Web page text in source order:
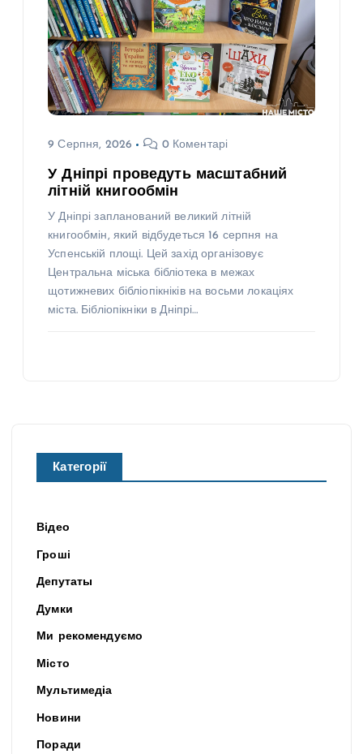
9 Серпня, 2026 0 Коментарі
У Дніпрі проведуть масштабний
літній книгообмін
У Дніпрі запланований великий літній
книгообмін, який відбудеться 16 серпня на
Успенській площі. Цей захід організовує
Центральна міська бібліотека в межах
щотижневих бібліопікніків на восьми локаціях
міста. Бібліопікніки в Дніпрі…
Категорії
Відео
Гроші
Депутаты
Думки
Ми рекомендуємо
Місто
Мультимедіа
Новини
Поради